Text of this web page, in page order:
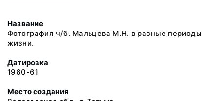
Название
Фотография ч/б. Мальцева М.Н. в разные периоды
жизни.
Датировка
1960-61
Место создания